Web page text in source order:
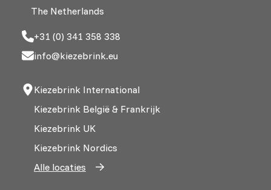
The Netherlands
+31 (0) 341 358 338
info@kiezebrink.eu
Kiezebrink International
Kiezebrink België & Frankrijk
Kiezebrink UK
Kiezebrink Nordics
Alle locaties